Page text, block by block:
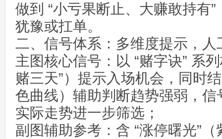
做到 “小亏果断止、大赚敢持有
犹豫或扛单。
二、信号体系：多维度提示，人
主图核心信号：以 “赌字诀” 系
赌三天”）提示入场机会，同时
色曲线）辅助判断趋势强弱，
实际走势进一步筛选；
副图辅助参考：含 “涨停曙光”